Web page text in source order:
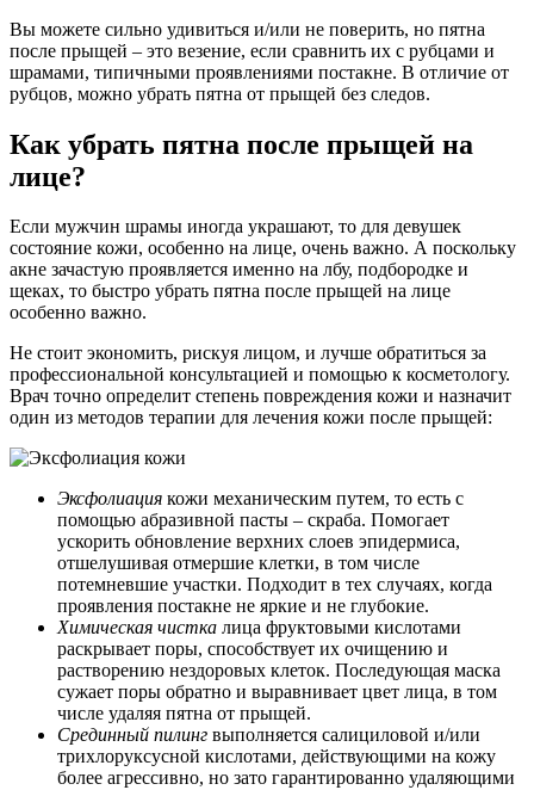
Вы можете сильно удивиться и/или не поверить, но пятна
после прыщей – это везение, если сравнить их с рубцами и
шрамами, типичными проявлениями постакне. В отличие от
рубцов, можно убрать пятна от прыщей без следов.
Как убрать пятна после прыщей на
лице?
Если мужчин шрамы иногда украшают, то для девушек
состояние кожи, особенно на лице, очень важно. А поскольку
акне зачастую проявляется именно на лбу, подбородке и
щеках, то быстро убрать пятна после прыщей на лице
особенно важно.
Не стоит экономить, рискуя лицом, и лучше обратиться за
профессиональной консультацией и помощью к косметологу.
Врач точно определит степень повреждения кожи и назначит
один из методов терапии для лечения кожи после прыщей:
Эксфолиация кожи механическим путем, то есть с
помощью абразивной пасты – скраба. Помогает
ускорить обновление верхних слоев эпидермиса,
отшелушивая отмершие клетки, в том числе
потемневшие участки. Подходит в тех случаях, когда
проявления постакне не яркие и не глубокие.
Химическая чистка лица фруктовыми кислотами
раскрывает поры, способствует их очищению и
растворению нездоровых клеток. Последующая маска
сужает поры обратно и выравнивает цвет лица, в том
числе удаляя пятна от прыщей.
Срединный пилинг выполняется салициловой и/или
трихлоруксусной кислотами, действующими на кожу
более агрессивно, но зато гарантированно удаляющими